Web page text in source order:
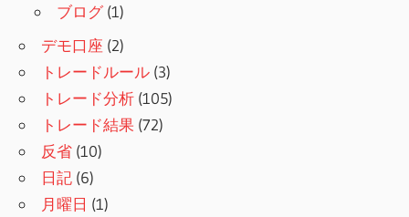
ブログ(1)
デモ口座 (2)
トレードルール (3)
トレード分析 (105)
トレード結果 (72)
反省 (10)
日記 (6)
月曜日 (1)